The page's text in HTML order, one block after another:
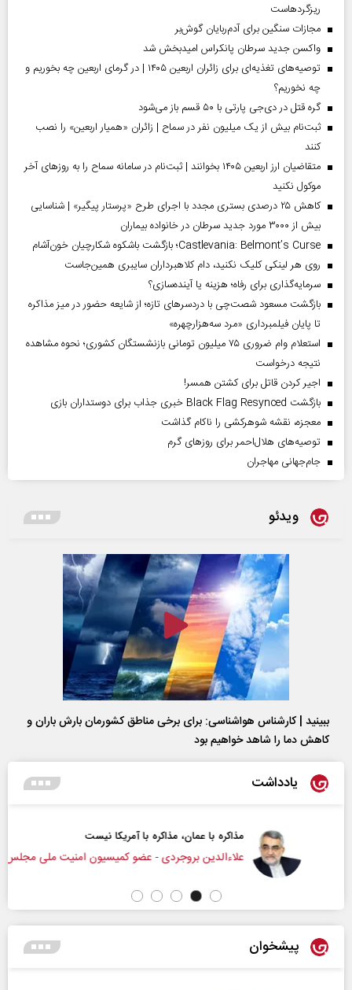
ریزگردهاست
مجازات سنگین برای آدم‌ربایان گوش‌بر
واکسن جدید سرطان پانکراس امیدبخش شد
توصیه‌های تغذیه‌ای برای زائران اربعین ۱۴۰۵ | در گرمای اربعین چه بخوریم و
چه نخوریم؟
گره قتل در دی‌جی پارتی با ۵۰ قسم باز می‌شود
ثبت‌نام بیش از یک میلیون نفر در سماح | زائران «همیار اربعین» را نصب
کنند
متقاضیان ارز اربعین ۱۴۰۵ بخوانند | ثبت‌نام در سامانه سماح را به روز‌های آخر
موکول نکنید
کاهش ۲۵ درصدی بستری مجدد با اجرای طرح «پرستار پیگیر» | شناسایی
بیش از ۳۰۰۰ مورد جدید سرطان در خانواده بیماران
Castlevania: Belmont’s Curse؛ بازگشت باشکوه شکارچیان خون‌آشام
روی هر لینکی کلیک نکنید، دام کلاهبرداران سایبری همین‌جاست
سرمایه‌گذاری برای رفاه؛ هزینه یا آینده‌سازی؟
بازگشت مسعود شصت‌چی با دردسر‌های تازه؛ از شایعه حضور در میز مذاکره
تا پایان فیلمبرداری «مرد سه‌هزارچهره»
استعلام وام ضروری ۷۵ میلیون تومانی بازنشستگان کشوری؛ نحوه مشاهده
نتیجه درخواست
اجیر کردن قاتل برای کشتن همسر!
بازگشت Black Flag Resynced خبری جذاب برای دوستداران بازی
معجزه، نقشه شوهرکشی را ناکام گذاشت
توصیه‌های هلال‌احمر برای روز‌های گرم
جام‌جهانی مهاجران
ویدئو
ببینید | کارشناس هواشناسی: برای برخی مناطق کشورمان بارش باران و
کاهش دما را شاهد خواهیم بود
یادداشت
مذاکره با عمان، مذاکره با آمریکا نیست
علاء‌الدین بروجردی - عضو کمیسیون امنیت ملی مجلس
پیشخوان